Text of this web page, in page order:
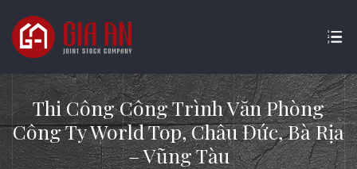
Thi Công Công Trình Văn Phòng
Công Ty World Top, Châu Đức, Bà Rịa
– Vũng Tàu